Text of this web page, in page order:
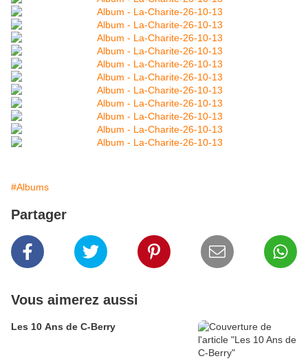
#Albums
Partager
Vous aimerez aussi
Les 10 Ans de C-Berry